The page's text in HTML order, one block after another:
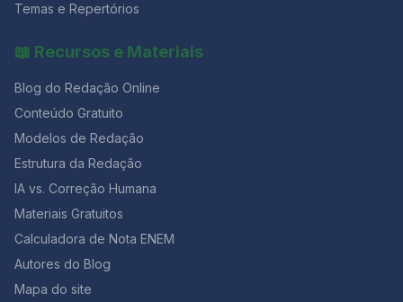
Temas e Repertórios
📖 Recursos e Materiais
Blog do Redação Online
Conteúdo Gratuito
Modelos de Redação
Estrutura da Redação
IA vs. Correção Humana
Materiais Gratuitos
Calculadora de Nota ENEM
Autores do Blog
Mapa do site